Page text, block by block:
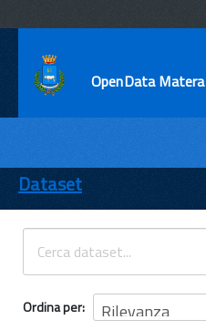
OpenData Matera
ENTI
TEMI
INFORMAZIONI
Dataset
Ordina per